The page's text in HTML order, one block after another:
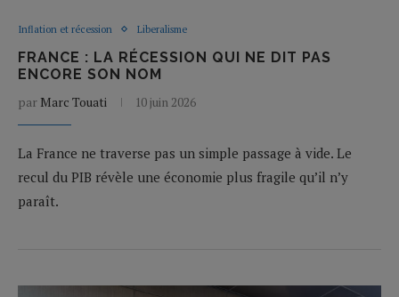
Inflation et récession Liberalisme
FRANCE : LA RÉCESSION QUI NE DIT PAS
ENCORE SON NOM
par Marc Touati 10 juin 2026
La France ne traverse pas un simple passage à vide. Le
recul du PIB révèle une économie plus fragile qu’il n’y
paraît.